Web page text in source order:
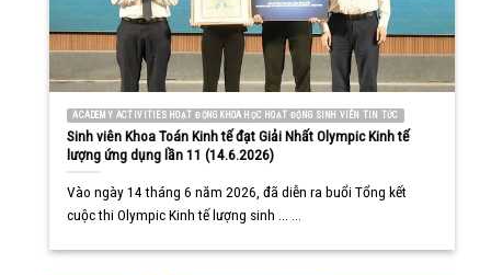
ACADEMY ACTIVITIES HOẠT ĐỘNG KHOA HỌC HOẠT ĐỘNG SINH VIÊN TIN TỨC
Sinh viên Khoa Toán Kinh tế đạt Giải Nhất Olympic Kinh tế
lượng ứng dụng lần 11 (14.6.2026)
Vào ngày 14 tháng 6 năm 2026, đã diễn ra buổi Tổng kết
cuộc thi Olympic Kinh tế lượng sinh ... ...